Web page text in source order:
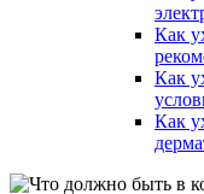
Как
Как
Как